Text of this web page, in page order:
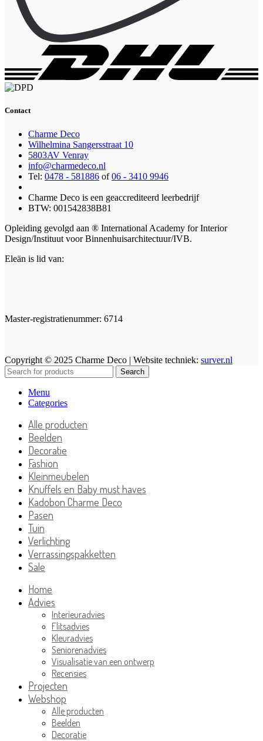
Contact
Charme Deco
Wilhelmina Sangersstraat 10
5803AV Venray
info@charmedeco.nl
Tel: 0478 - 581886 of06 - 3410 9946
Charme Deco is een geaccrediteerd leerbedrijf
BTW: 001542838B81
Opleiding gevolgd aan ® International Academy for Interior
Design/Instituut voor Binnenhuisarchitectuur/IVB.
Eleän is lid van:
Master-registratienummer: 6714
Copyright © 2025 Charme Deco | Website techniek: surver.nl
Search
Menu
Categories
Alle producten
Beelden
Decoratie
Fashion
Kleinmeubelen
Knuffels en Baby must haves
Kadobon Charme Deco
Pasen
Tuin
Verlichting
Verrassingspakketten
Sale
Home
Advies
Interieuradvies
Flitsadvies
Kleuradvies
Seniorenadvies
Visualisatie van een ontwerp
Recensies
Projecten
Webshop
Alle producten
Beelden
Decoratie